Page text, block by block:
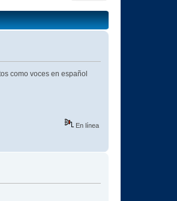
como voces en español
En línea